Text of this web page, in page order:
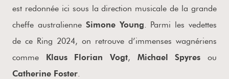
est redonnée ici sous la direction musicale de la grande
cheffe australienne Simone Young . Parmi les vedettes
de ce Ring 2024, on retrouve d’immenses wagnériens
comme Klaus Florian Vogt, Michael Spyres ou
Catherine Foster